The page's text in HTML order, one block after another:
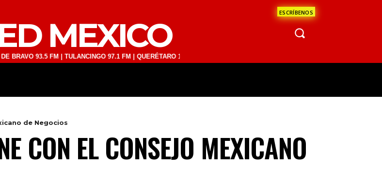
ESCRÍBENOS
MEXICO
93.5 FM | TULANCINGO 97.1 FM | QUERÉTARO 103.1 FM | SAN JUAN DEL RÍO 93.1 FM | GUADALAJARA 1510 AM | LA
de Negocios
CON EL CONSEJO MEXICANO